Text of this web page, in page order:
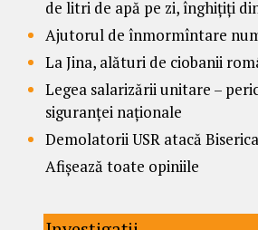
de litri de apă pe zi, înghițiți
Ajutorul de înmormîntare
La Jina, alături de ciobanii
Legea salarizării unitare –
siguranței naționale
Demolatorii USR atacă Biserica
Afișează toate opiniile